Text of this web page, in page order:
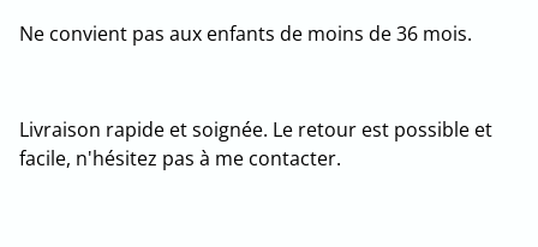
Ne convient pas aux enfants de moins de 36 mois.
Livraison rapide et soignée. Le retour est possible et
facile, n'hésitez pas à me contacter.